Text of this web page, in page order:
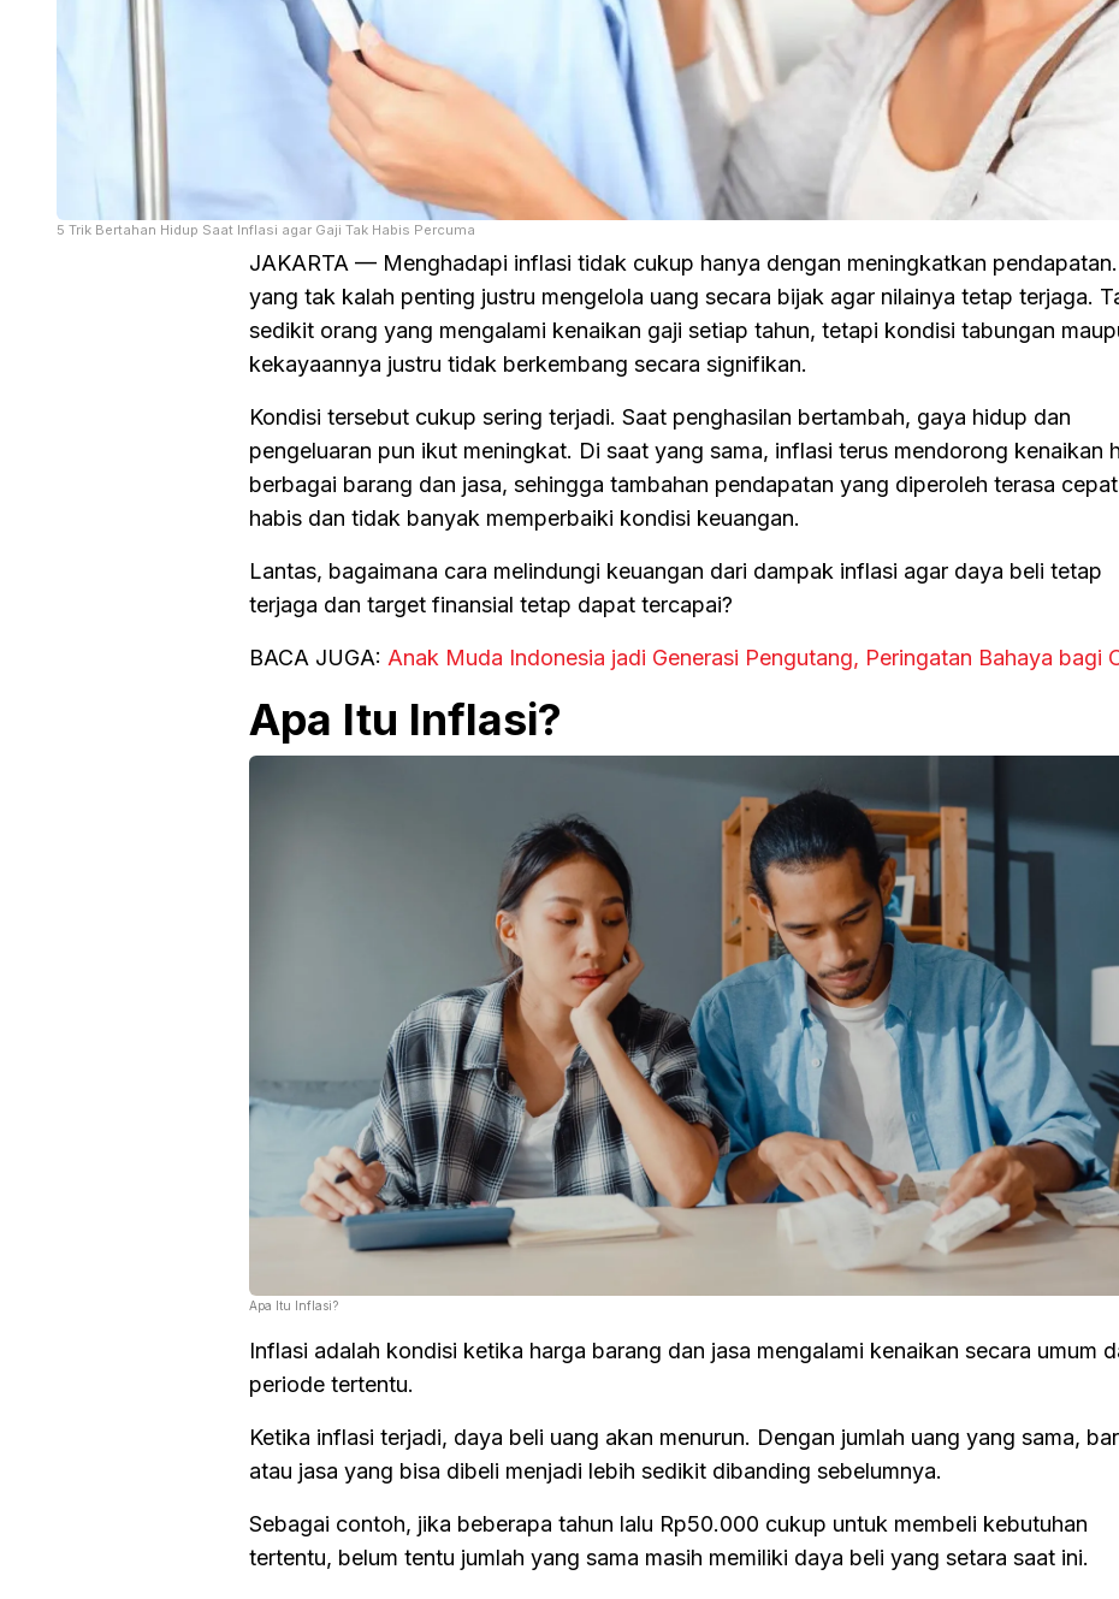
5 Trik Bertahan Hidup Saat Inflasi agar Gaji Tak Habis Percuma
JAKARTA — Menghadapi inflasi tidak cukup hanya dengan meningkatkan
yang tak kalah penting justru mengelola uang secara bijak agar nilainya tetap terjaga.
sedikit orang yang mengalami kenaikan gaji setiap tahun, tetapi kondisi tabungan
kekayaannya justru tidak berkembang secara signifikan.
Kondisi tersebut cukup sering terjadi. Saat penghasilan bertambah, gaya hidup dan
pengeluaran pun ikut meningkat. Di saat yang sama, inflasi terus mendorong kenaikan
berbagai barang dan jasa, sehingga tambahan pendapatan yang diperoleh terasa cepat
habis dan tidak banyak memperbaiki kondisi keuangan.
Lantas, bagaimana cara melindungi keuangan dari dampak inflasi agar daya beli tetap
terjaga dan target finansial tetap dapat tercapai?
BACA JUGA: Anak Muda Indonesia jadi Generasi Pengutang, Peringatan Bahaya bagi
Apa Itu Inflasi?
Apa Itu Inflasi?
Inflasi adalah kondisi ketika harga barang dan jasa mengalami kenaikan secara umum
periode tertentu.
Ketika inflasi terjadi, daya beli uang akan menurun. Dengan jumlah uang yang sama,
atau jasa yang bisa dibeli menjadi lebih sedikit dibanding sebelumnya.
Sebagai contoh, jika beberapa tahun lalu Rp50.000 cukup untuk membeli kebutuhan
tertentu, belum tentu jumlah yang sama masih memiliki daya beli yang setara saat ini.